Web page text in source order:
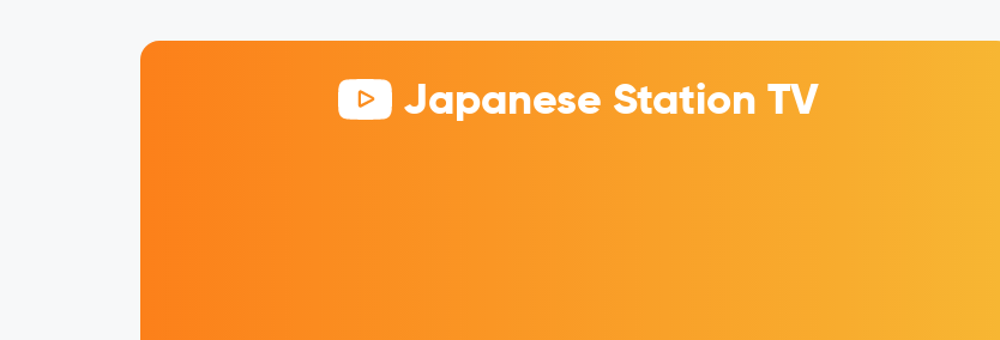
Japanese Station TV